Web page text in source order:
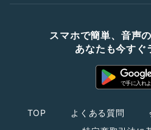
スマホで簡単、音声
あなたも今すぐ
TOP よくある質問